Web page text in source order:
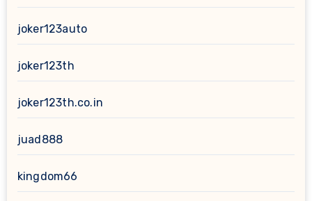
joker123auto
joker123th
joker123th.co.in
juad888
kingdom66